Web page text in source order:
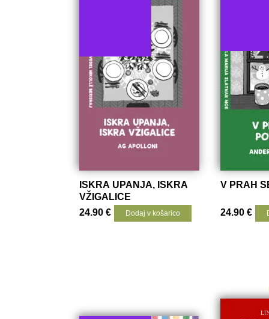
ISKRA UPANJA, ISKRA
VŽIGALICE
24.90€ Dodaj v košarico
V PRAH
24.90€